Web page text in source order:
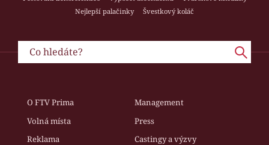
Nejlepší palačinky
Švestkový koláč
O FTV Prima
Management
Volná místa
Press
Reklama
Castingy a výzvy